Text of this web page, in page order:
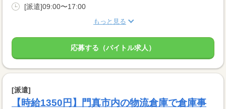
[派遣]09:00〜17:00
もっと見る
応募する（バイトル求人）
[派遣]
【時給1350円】門真市内の物流倉庫で倉庫事